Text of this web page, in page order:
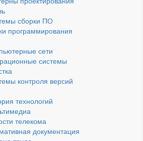
сборки ПО
программирования
сети
системы
контроля версий
технологий
телекома
документация